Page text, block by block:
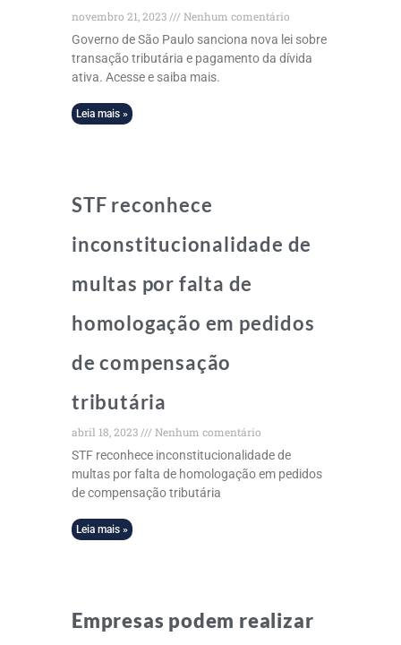
novembro 21, 2023
Nenhum comentário
Governo de São Paulo sanciona nova lei sobre
transação tributária e pagamento da dívida
ativa. Acesse e saiba mais.
Leia mais »
STF reconhece
inconstitucionalidade de
multas por falta de
homologação em pedidos
de compensação
tributária
abril 18, 2023
Nenhum comentário
STF reconhece inconstitucionalidade de
multas por falta de homologação em pedidos
de compensação tributária
Leia mais »
Empresas podem realizar